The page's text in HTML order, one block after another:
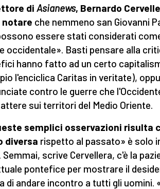
di Asianews, Bernardo
che nemmeno san Giovanni
essere stati considerati
occidentale». Basti pensare alla
hanno fatto ad un certo
l'enciclica Caritas in veritate),
contro le guerre che
sui territori del Medio Oriente.
semplici osservazioni risulta
diversa rispetto al passato» è solo
scrive Cervellera, c'è la
pontefice per mostrare il
di andare incontro a tutti gli uomini.